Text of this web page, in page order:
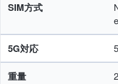
SIM方式
5G対応
重量